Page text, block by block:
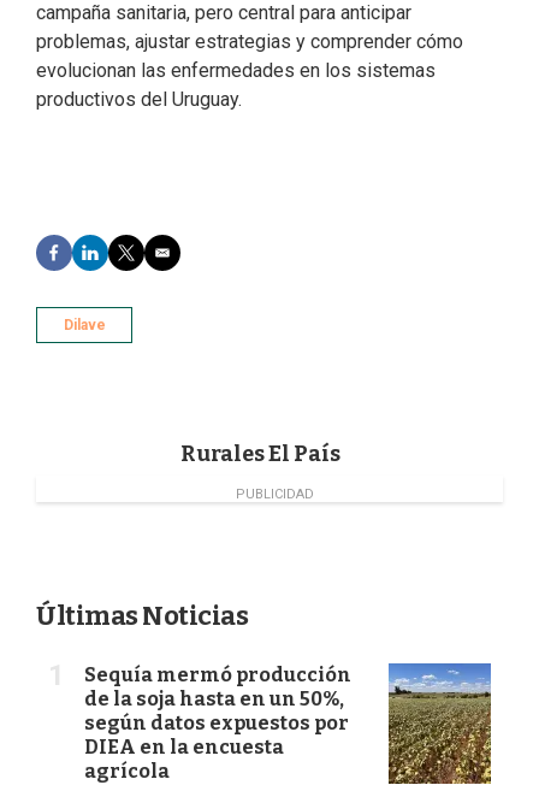
campaña sanitaria, pero central para anticipar
problemas, ajustar estrategias y comprender cómo
evolucionan las enfermedades en los sistemas
productivos del Uruguay.
F
a
b
L
i
k
e
T
w
t
E
m
Dilave
Rurales El País
PUBLICIDAD
Últimas Noticias
Sequía mermó producción
de la soja hasta en un 50%,
según datos expuestos por
DIEA en la encuesta
agrícola